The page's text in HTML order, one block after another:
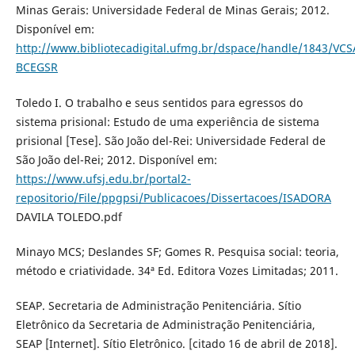
Minas Gerais: Universidade Federal de Minas Gerais; 2012.
Disponível em:
http://www.bibliotecadigital.ufmg.br/dspace/handle/1843/
BCEGSR
Toledo I. O trabalho e seus sentidos para egressos do
sistema prisional: Estudo de uma experiência de sistema
prisional [Tese]. São João del-Rei: Universidade Federal de
São João del-Rei; 2012. Disponível em:
https://www.ufsj.edu.br/portal2-
repositorio/File/ppgpsi/Publicacoes/Dissertacoes/ISADORA
DAVILA TOLEDO.pdf
Minayo MCS; Deslandes SF; Gomes R. Pesquisa social: teoria,
método e criatividade. 34ª Ed. Editora Vozes Limitadas; 2011.
SEAP. Secretaria de Administração Penitenciária. Sítio
Eletrônico da Secretaria de Administração Penitenciária,
SEAP [Internet]. Sítio Eletrônico. [citado 16 de abril de 2018].